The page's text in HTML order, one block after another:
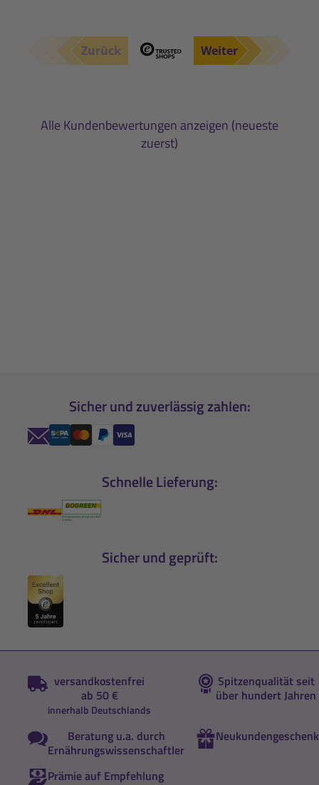
Zurück Weiter
Alle Kundenbewertungen anzeigen (neueste
zuerst)
Sicher und zuverlässig zahlen:
Schnelle Lieferung:
Sicher und geprüft:
versandkostenfrei
ab 50 €
innerhalb Deutschlands
Spitzenqualität seit
über hundert Jahren
Beratung u.a. durch
Ernährungswissenschaftler
Neukundengeschenk
Prämie auf Empfehlung